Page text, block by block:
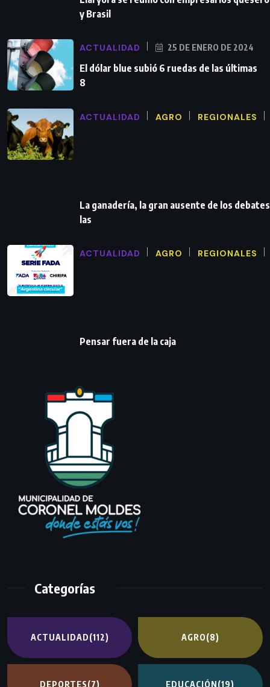
y Brasil
ACTUALIDAD 25 DE ENERO DE 2024
El dólar blue subió 6 ruedas de las últimas
8
ACTUALIDAD AGRO REGIONALES
La ganadería, la gran ausente de los
las
ACTUALIDAD AGRO REGIONALES
Pensar fuera de la caja
Categorías
ACTUALIDAD(112) AGRO(8)
DEPORTES(7) EDUCACIÓN(19)